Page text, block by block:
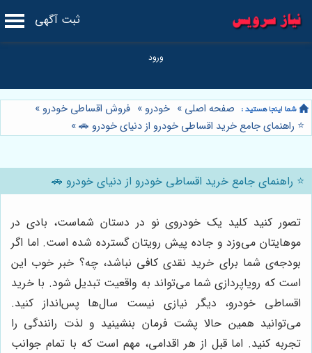
ثبت آگهی
صفحه اصلی » خودرو » فروش اقساطی خودرو »
⭐️ راهنمای جامع خرید اقساطی خودرو از دنیای خودرو 🚗»
⭐️ راهنمای جامع خرید اقساطی خودرو از دنیای خودرو 🚗
تصور کنید کلید یک خودروی نو در دستان شماست، بادی در
موهایتان می‌وزد و جاده پیش رویتان گسترده شده است. اما اگر
بودجه‌ی شما برای خرید نقدی کافی نباشد، چه؟ خبر خوب این
است که رویاپردازی شما می‌تواند به واقعیت تبدیل شود. با خرید
اقساطی خودرو، دیگر نیازی نیست سال‌ها پس‌انداز کنید.
می‌توانید همین حالا پشت فرمان بنشینید و لذت رانندگی را
تجربه کنید. اما قبل از هر اقدامی، مهم است که با تمام جوانب